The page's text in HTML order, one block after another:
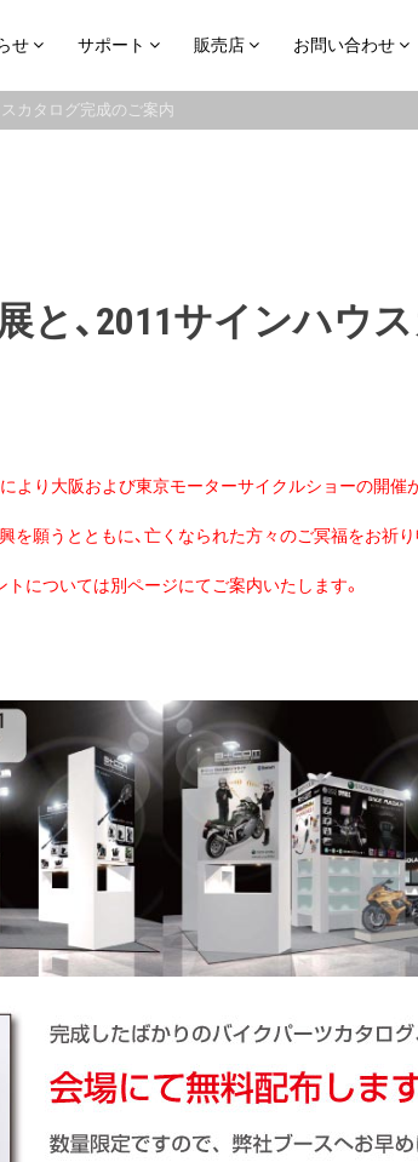
せ サポート 販売店 お問い合わせ
スカタログ完成のご案内
と、2011サインハウ
より大阪および東京モーターサイクルショーの開催
願うとともに、亡くなられた方々のご冥福をお祈り
については別ページにてご案内いたします。